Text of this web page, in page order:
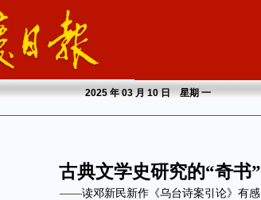
2025年 03 月 10 日 星期一
古典文学史研究的“奇书”
——读邓新民新作《乌台诗案引论》有感